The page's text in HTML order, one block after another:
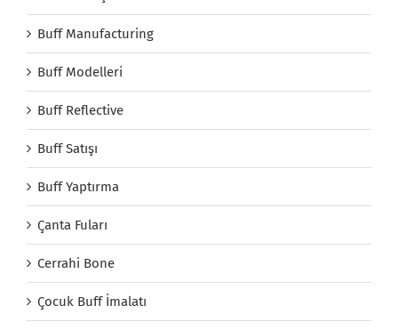
Buff Manufacturing
Buff Modelleri
Buff Reflective
Buff Satışı
Buff Yaptırma
Çanta Fuları
Cerrahi Bone
Çocuk Buff İmalatı